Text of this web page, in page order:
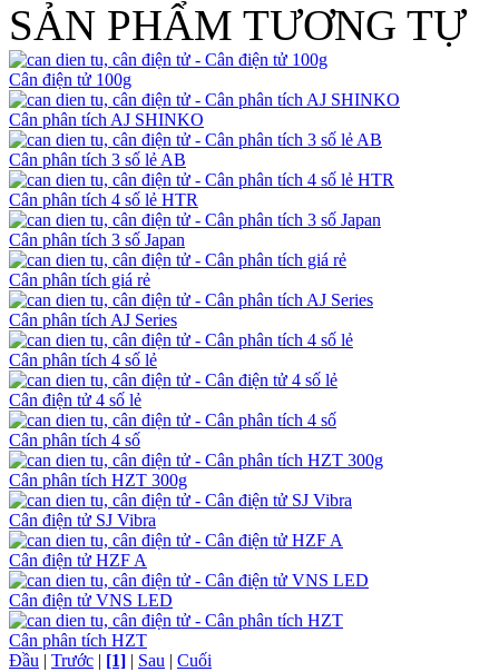
SẢN PHẨM TƯƠNG TỰ
Cân điện tử 100g
Cân phân tích AJ SHINKO
Cân phân tích 3 số lẻ AB
Cân phân tích 4 số lẻ HTR
Cân phân tích 3 số Japan
Cân phân tích giá rẻ
Cân phân tích AJ Series
Cân phân tích 4 số lẻ
Cân điện tử 4 số lẻ
Cân phân tích 4 số
Cân phân tích HZT 300g
Cân điện tử SJ Vibra
Cân điện tử HZF A
Cân điện tử VNS LED
Cân phân tích HZT
Đầu | Trước | [1] | Sau | Cuối